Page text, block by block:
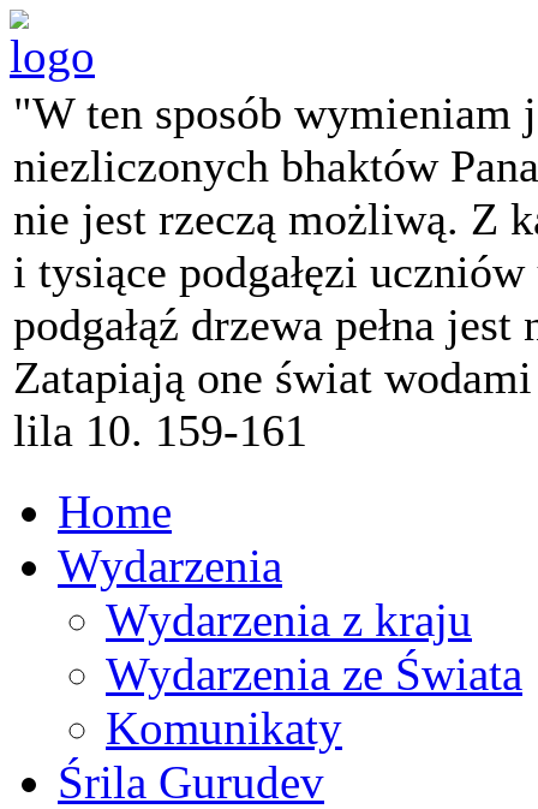
"W ten sposób wymieniam
niezliczonych bhaktów
nie jest rzeczą możliwą. Z
i tysiące podgałęzi
podgałąź drzewa pełna
Zatapiają one świat
lila 10. 159-161
Home
Wydarzenia
Wydarzenia z kraju
Wydarzenia ze Świata
Komunikaty
Śrila Gurudev